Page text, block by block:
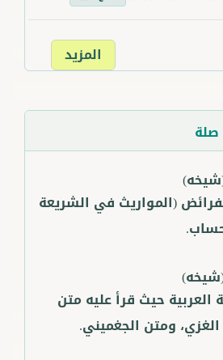
المزيد
(المواريث في الشريعة
العربية حيث قرأ عليه متن
ومتن الجغميني.